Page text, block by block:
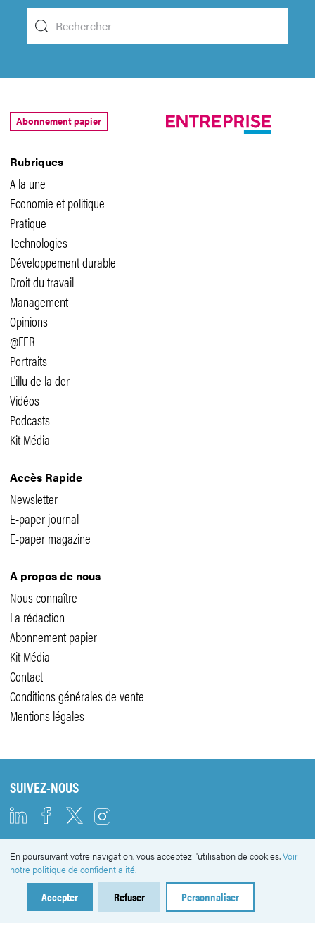
Rubriques
A la une
Economie et politique
Pratique
Technologies
Développement durable
Droit du travail
Management
Opinions
@FER
Portraits
L'illu de la der
Vidéos
Podcasts
Kit Média
Accès Rapide
Newsletter
E-paper journal
E-paper magazine
A propos de nous
Nous connaître
La rédaction
Abonnement papier
Kit Média
Contact
Conditions générales de vente
Mentions légales
Abonnement papier
SUIVEZ-NOUS
NEWSLETTER
En poursuivant votre navigation, vous acceptez l'utilisation de cookies.Voir
notre politique de confidentialité.
Accepter Refuser Personnaliser